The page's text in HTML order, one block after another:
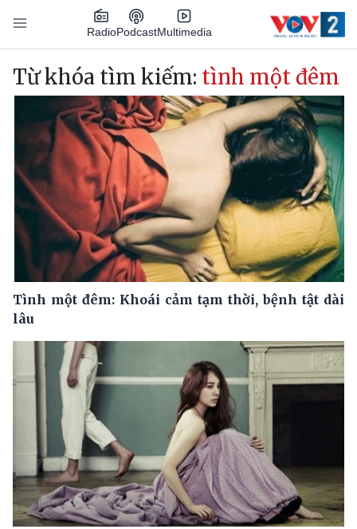
Nhảy đến nội dung
RadioPodcastMultimedia
Main navigation
Từ khóa tìm kiếm: tình một đêm
Tình một đêm: Khoái cảm tạm thời, bệnh tật dài
lâu